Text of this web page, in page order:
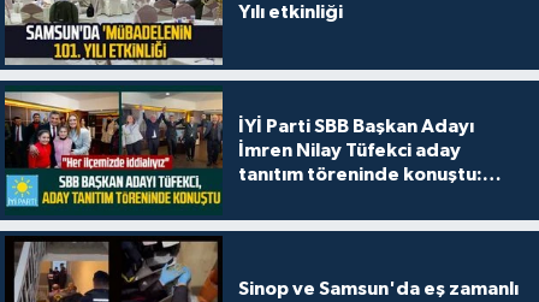
Yılı etkinliği
İYİ Parti SBB Başkan Adayı
İmren Nilay Tüfekci aday
tanıtım töreninde konuştu:
Sinop ve Samsun'da eş zamanlı